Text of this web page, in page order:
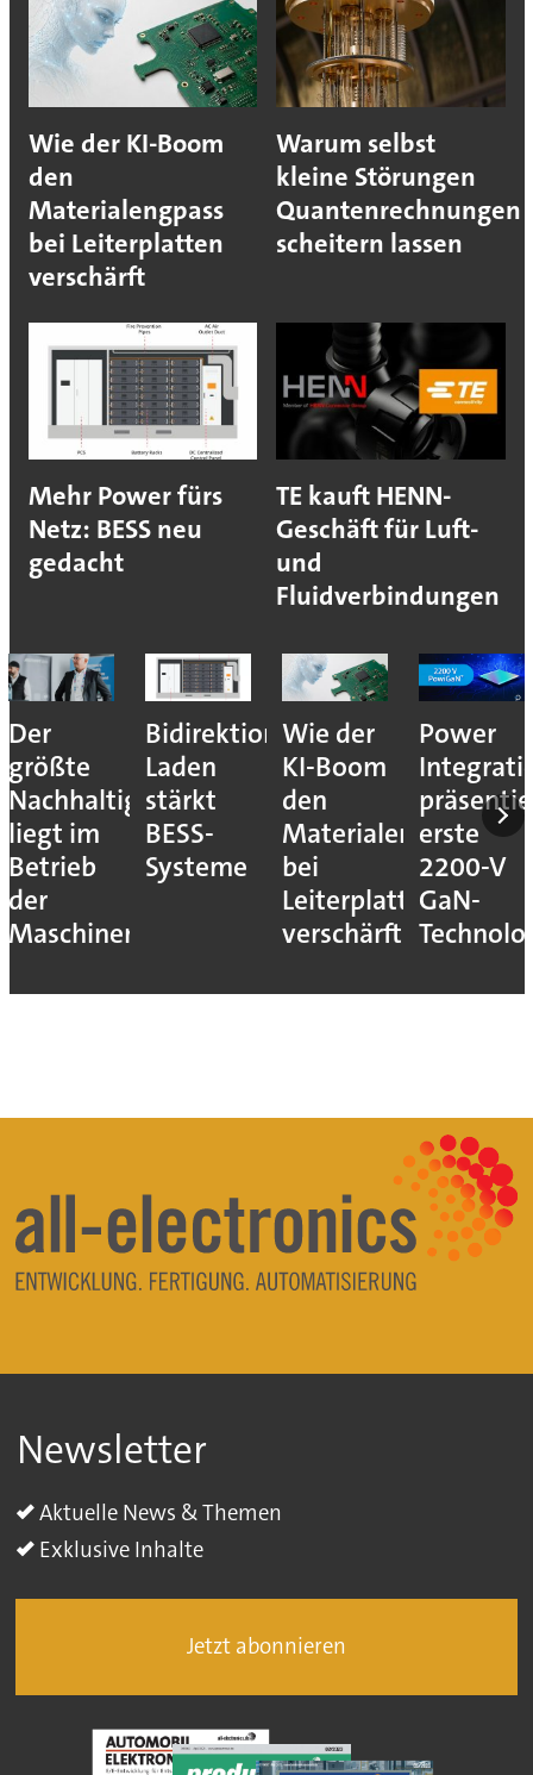
Wie der KI-Boom
den
Materialengpass
bei Leiterplatten
verschärft
Warum selbst
kleine Störungen
Quantenrechnungen
scheitern lassen
Mehr Power fürs
Netz: BESS neu
gedacht
TE kauft HENN-
Geschäft für Luft-
und
Fluidverbindungen
Der
größte
Nachhaltigkeitshebel
liegt im
Betrieb
der
Maschinen
Bidirektionales
Laden
stärkt
BESS-
Systeme
Wie der
KI-Boom
den
Materialengpass
bei
Leiterplatten
verschärft
Power
erste
2200-V
GaN-
Newsletter
Aktuelle News & Themen
Exklusive Inhalte
Jetzt abonnieren